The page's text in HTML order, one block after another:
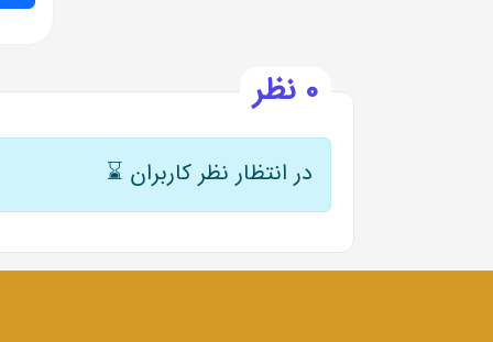
0 نظر
در انتظار نظر کاربران ⌛